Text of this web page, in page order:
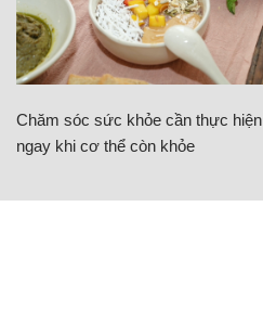
Chăm sóc sức khỏe cần thực hiện
ngay khi cơ thể còn khỏe